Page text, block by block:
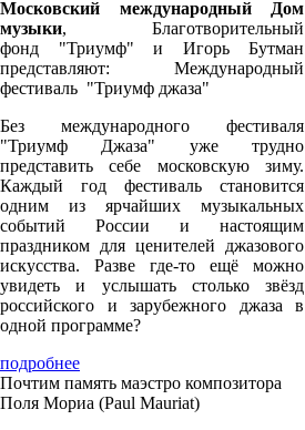
Московский международный Дом
музыки, Благотворительный
фонд "Триумф" и Игорь Бутман
представляют: Международный
фестиваль "Триумф джаза"
Без международного фестиваля
"Триумф Джаза" уже трудно
представить себе московскую зиму.
Каждый год фестиваль становится
одним из ярчайших музыкальных
событий России и настоящим
праздником для ценителей джазового
искусства. Разве где-то ещё можно
увидеть и услышать столько звёзд
российского и зарубежного джаза в
одной программе?
подробнее
Почтим память маэстро композитора
Поля Мориа (Paul Mauriat)